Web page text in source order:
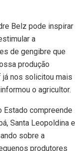
Belz pode inspirar
a
de gengibre que
produção
nos solicitou mais
o agricultor.
Estado compreende
Santa Leopoldina e
sobre a
produtores